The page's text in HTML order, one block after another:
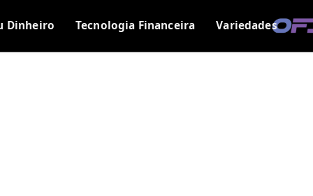
Dinheiro Tecnologia Financeira Variedades